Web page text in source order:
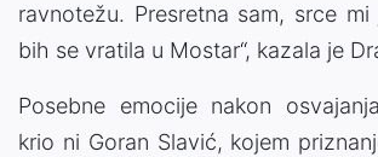
ravnotežu. Presretna sam, srce
bih se vratila u Mostar“, kazala je
Posebne emocije nakon
krio ni Goran Slavić, kojem